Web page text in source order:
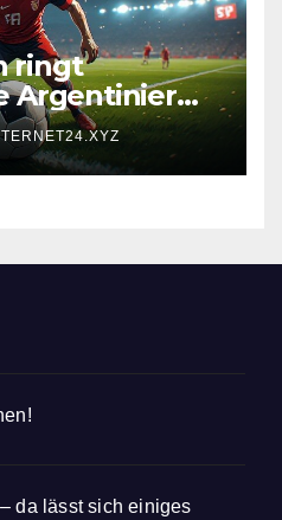
ringt
Argentinier
da lässt sich einiges